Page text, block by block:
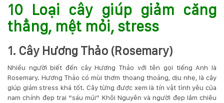
HÌNH
LIÊN
HỆ
10 Loại cây giúp giảm căng
thẳng, mệt mỏi, stress
1. Cây Hương Thảo (Rosemary)
Nhiều người biết đến cây Hương Thảo với tên gọi tiếng Anh là
Rosemary. Hương Thảo có mùi thơm thoang thoảng, dịu nhẹ, là cây
giúp giảm stress khá tốt. Cây từng được xem là tín vật tình yêu của
nam chính đẹp trai “sáu múi” Khôi Nguyên và người đẹp lắm chiêu